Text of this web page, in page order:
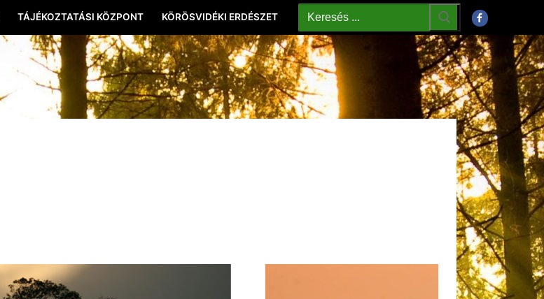
TÁJÉKOZTATÁSI KÖZPONT KÖRÖSVIDÉKI ERDÉSZET